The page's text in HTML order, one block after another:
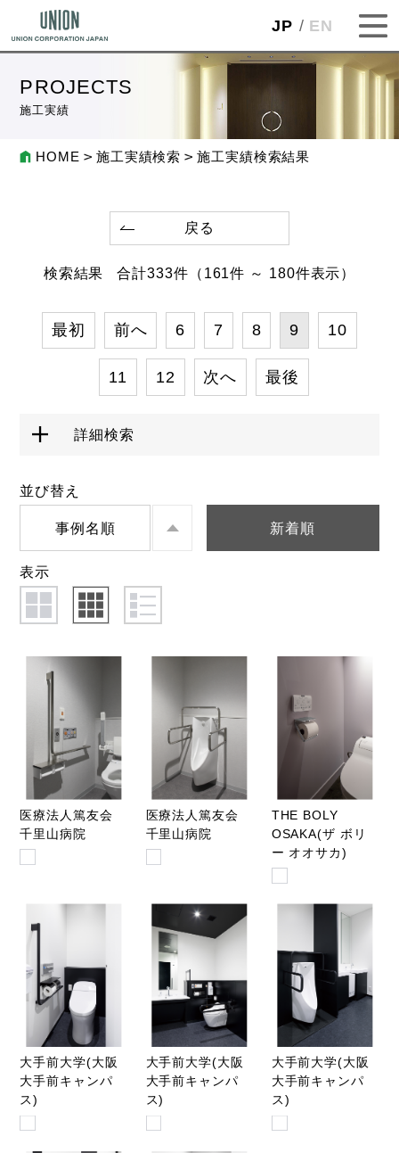
JP EN
PROJECTS
施工実績
HOME 施工実績検索 施工実績検索結果
戻る
検索結果 合計333件 （161件 ～ 180件表示）
最初 前へ 6 7 8 9 10
11 12 次へ 最後
詳細検索
並び替え
事例名順 新着順
表示
医療法人篤友会
千里山病院
医療法人篤友会
千里山病院
THE BOLY
OSAKA(ザ ボリ
ー オオサカ)
大手前大学(大阪
大手前キャンパ
ス)
大手前大学(大阪
大手前キャンパ
ス)
大手前大学(大阪
大手前キャンパ
ス)